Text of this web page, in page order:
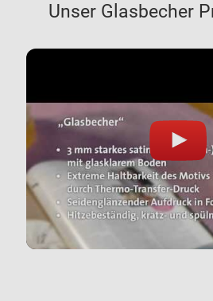
Unser Glasbecher